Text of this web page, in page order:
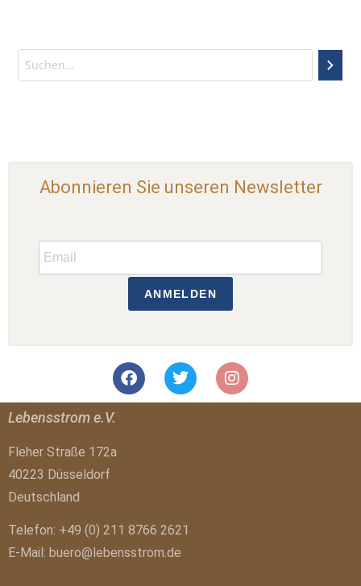
Abonnieren Sie unseren Newsletter
ANMELDEN
Lebensstrom e.V.
Fleher Straße 172a
40223 Düsseldorf
Deutschland
Telefon: +49 (0) 211 8766 2621
E-Mail: buero@lebensstrom.de